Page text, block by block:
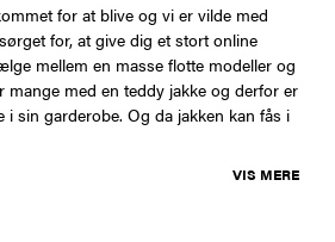
for at blive og vi er vilde med
for, at give dig et stort online
mellem en masse flotte modeller og
mange med en teddy jakke og derfor er
i sin garderobe. Og da jakken kan fås i
VIS MERE